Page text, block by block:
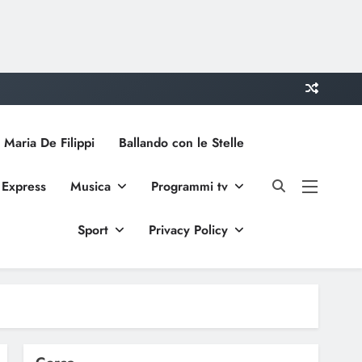
De Filippi Ballando con le Stelle
Musica Programmi tv
Sport Privacy Policy